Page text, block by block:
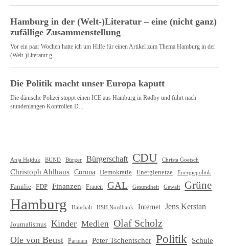
Anja Hajduk BUND Bürger Bürgerschaft CDU Christa Goetsch
Christoph Ahlhaus Corona Demokratie Energienetze Energiepolitik
Familie FDP Finanzen Frauen GAL Gesundheit Gewalt Grüne
Hamburg Haushalt HSH Nordbank Internet Jens Kerstan
Journalismus Kinder Medien Olaf Scholz
Ole von Beust Parteien Peter Tschentscher Politik
Schule